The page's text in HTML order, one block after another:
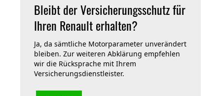
Bleibt der Versicherungsschutz für
Ihren Renault erhalten?
Ja, da sämtliche Motorparameter unverändert
bleiben. Zur weiteren Abklärung empfehlen
wir die Rücksprache mit Ihrem
Versicherungsdienstleister.